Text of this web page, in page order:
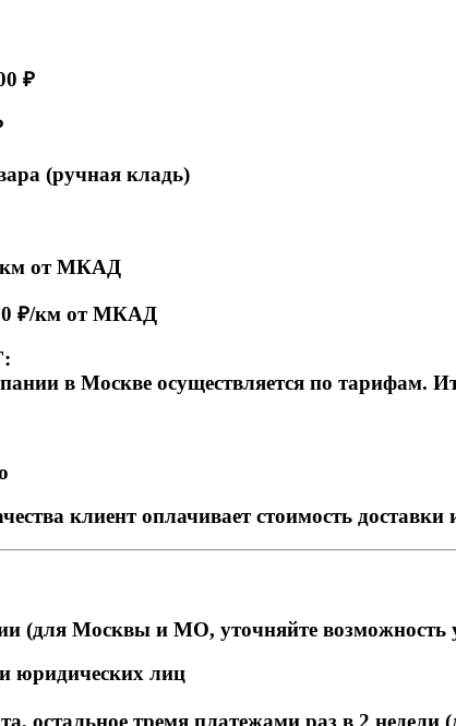
₽
(ручная кладь)
км от МКАД
₽/км от МКАД
в Москве осуществляется по тарифам.
клиент оплачивает стоимость доставки
(для Москвы и МО, уточняйте возможность
юридических лиц
остальное тремя платежами раз в 2 недели